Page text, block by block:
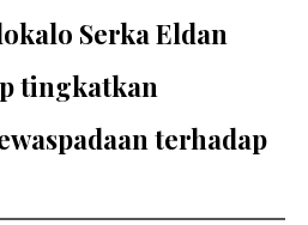
Serka Eldan
tingkatkan
terhadap